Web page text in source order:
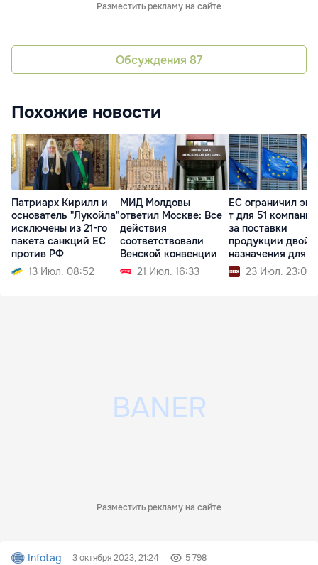
Разместить рекламу на сайте
Обсуждения 87
Похожие новости
Патриарх Кирилл и
основатель "Лукойла"
исключены из 21-го
пакета санкций ЕС
против РФ
13 Июл. 08:52
МИД Молдовы
ответил Москве: Все
действия
соответствовали
Венской конвенции
21 Июл. 16:33
ЕС ограничил
т для 51 компании
за поставки
продукции
назначения для
23 Июл. 23:04
Разместить рекламу на сайте
Infotag 3 октября 2023, 21:24 5 798